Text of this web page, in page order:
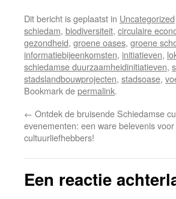
Dit bericht is geplaatst in Uncategorized
schiedam, biodiversiteit, circulaire
gezondheid, groene oases, groene
informatiebijeenkomsten, initiatieven,
schiedamse duurzaamheidinitiatieven,
stadslandbouwprojecten, stadsoase,
Bookmark depermalink.
← Ontdek de bruisende Schiedamse
evenementen: een ware belevenis voor
cultuurliefhebbers!
Een reactie